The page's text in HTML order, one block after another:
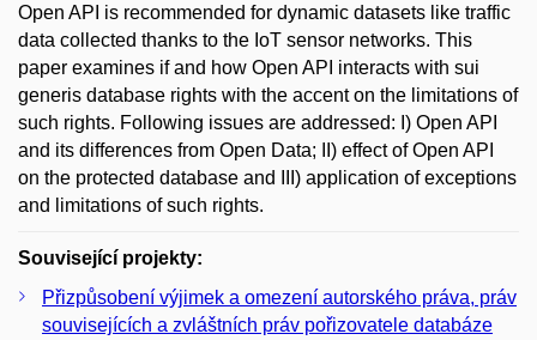
Open API is recommended for dynamic datasets like traffic
data collected thanks to the IoT sensor networks. This
paper examines if and how Open API interacts with sui
generis database rights with the accent on the limitations of
such rights. Following issues are addressed: I) Open API
and its differences from Open Data; II) effect of Open API
on the protected database and III) application of exceptions
and limitations of such rights.
Související projekty:
Přizpůsobení výjimek a omezení autorského práva, práv
souvisejících a zvláštních práv pořizovatele databáze